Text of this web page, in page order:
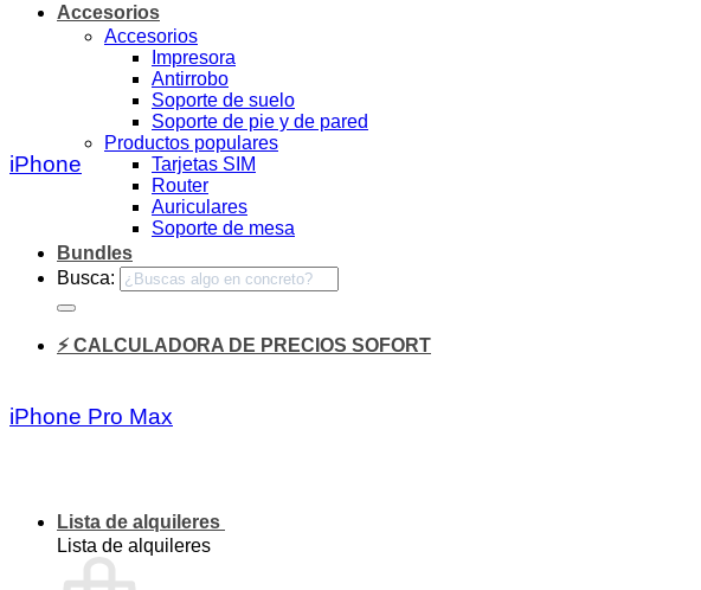
Accesorios
Accesorios
Impresora
Antirrobo
Soporte de suelo
Soporte de pie y de pared
Productos populares
Tarjetas SIM
Router
Auriculares
Soporte de mesa
Bundles
Busca:
⚡ CALCULADORA DE PRECIOS SOFORT
Lista de alquileres
Lista de alquileres
iPhone
iPhone Pro Max